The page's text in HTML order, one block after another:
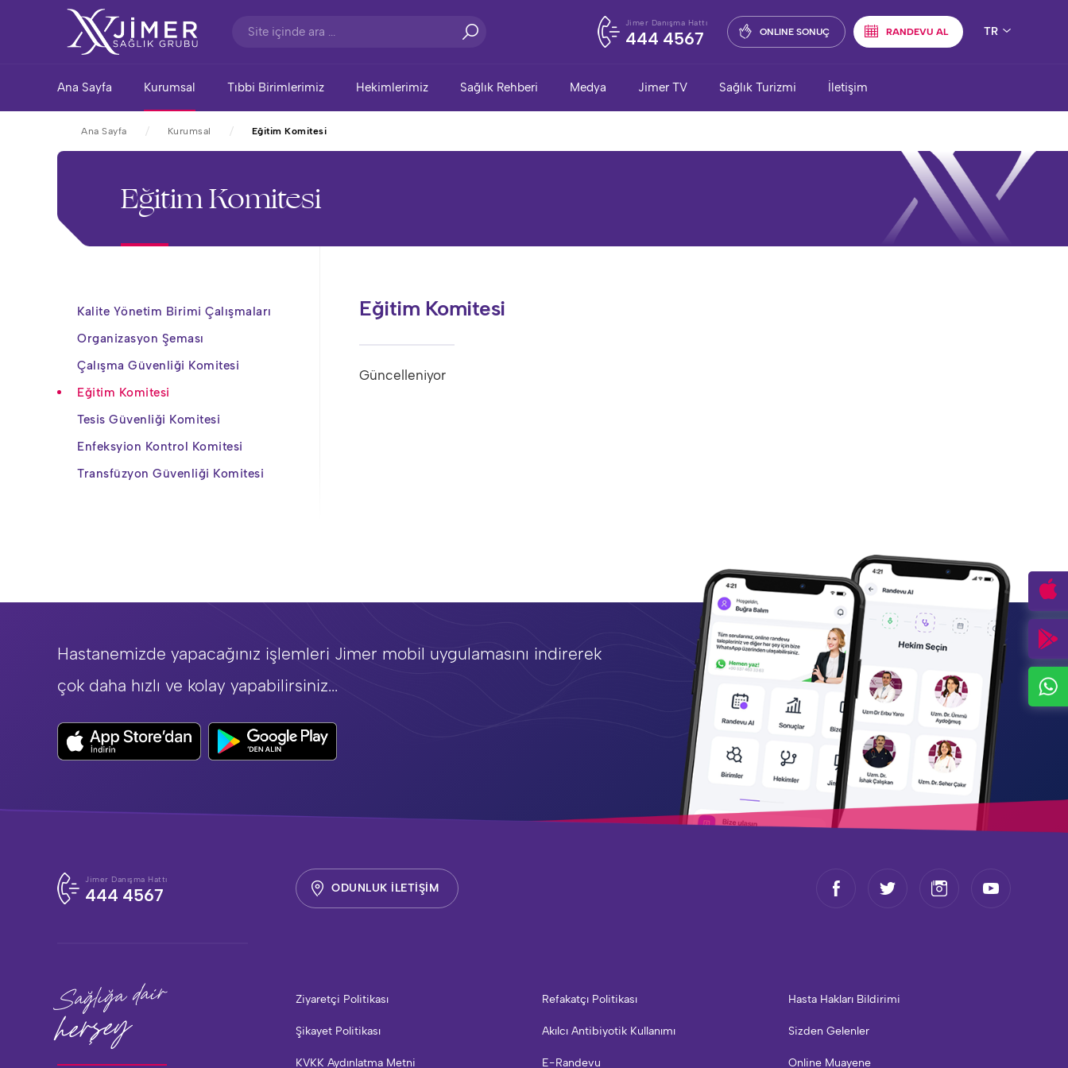
TR
RANDEVU AL
ONLINE SONUÇ
Jimer Danışma Hattı
444 4567
Ana Sayfa Kurumsal Tıbbi Birimlerimiz Hekimlerimiz Sağlık Rehberi Medya Jimer TV Sağlık Turizmi İletişim
Ana Sayfa Kurumsal Eğitim Komitesi
Eğitim Komitesi
Kalite Yönetim Birimi Çalışmaları
Organizasyon Şeması
Çalışma Güvenliği Komitesi
Eğitim Komitesi
Tesis Güvenliği Komitesi
Enfeksyion Kontrol Komitesi
Transfüzyon Güvenliği Komitesi
Eğitim Komitesi
Güncelleniyor
Hastanemizde yapacağınız işlemleri Jimer mobil uygulamasını indirerek
çok daha hızlı ve kolay yapabilirsiniz...
Jimer Danışma Hattı
444 4567 ODUNLUK İLETİŞİM
Sağlığa dair
herşey
Ziyaretçi Politikası Refakatçı Politikası Hasta Hakları Bildirimi
Şikayet Politikası Akılcı Antibiyotik Kullanımı Sizden Gelenler
KVKK Aydınlatma Metni E-Randevu Online Muayene